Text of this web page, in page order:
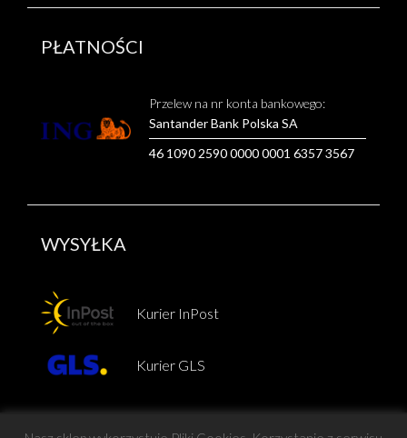
PŁATNOŚCI
Przelew na nr konta bankowego:
Santander Bank Polska SA
46 1090 2590 0000 0001 6357 3567
WYSYŁKA
Kurier InPost
Kurier GLS